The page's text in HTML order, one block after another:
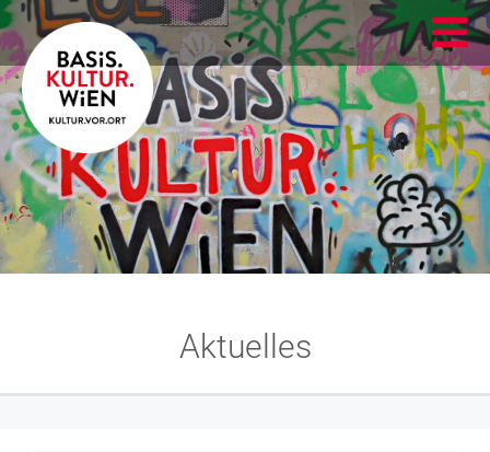
Aktuelles